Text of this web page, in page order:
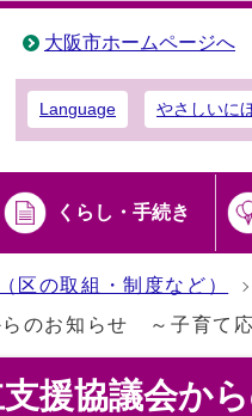
大阪市ホームページへ
Language やさしいに
くらし・手続き
区の取組・制度など）
のお知らせ ～子育て
支援協議会か